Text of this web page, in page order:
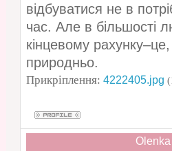
відбуватися не в
час. Але в більшості
кінцевому рахунку–це,
природньо.
Прикріплення: 4222405.jpg
Olenka